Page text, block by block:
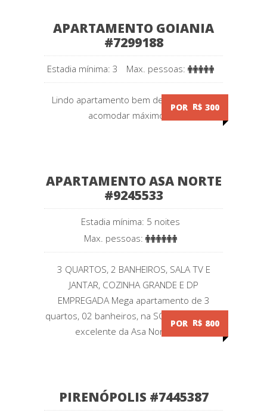
APARTAMENTO GOIANIA
#7299188
Estadia mínima: 3 Max. pessoas:
Lindo apartamento bem decorado, para
acomodar máximo 5...
POR R$ 300
APARTAMENTO ASA NORTE
#9245533
Estadia mínima: 5 noites
Max. pessoas:
3 QUARTOS, 2 BANHEIROS, SALA TV E
JANTAR, COZINHA GRANDE E DP
EMPREGADA Mega apartamento de 3
quartos, 02 banheiros, na SQN 214 quadra
excelente da Asa Norte de...
POR R$ 800
PIRENÓPOLIS #7445387